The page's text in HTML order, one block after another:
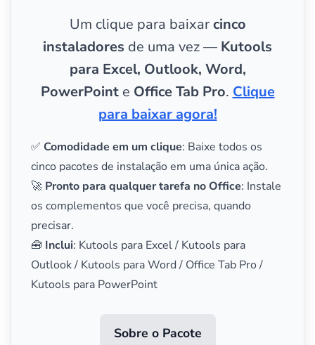
Um clique para baixarcinco
instaladores de uma vez — Kutools
para Excel, Outlook, Word,
PowerPointe Office Tab Pro. Clique
para baixar agora!
✅ Comodidade em um clique: Baixe todos os
cinco pacotes de instalação em uma única ação.
🚀 Pronto para qualquer tarefa no Office: Instale
os complementos que você precisa, quando
precisar.
🧰 Inclui: Kutools para Excel / Kutools para
Outlook / Kutools para Word / Office Tab Pro /
Kutools para PowerPoint
Sobre o Pacote